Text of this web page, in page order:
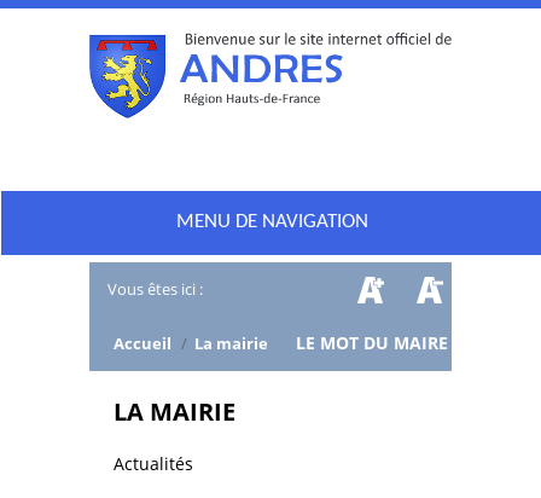
MENU DE NAVIGATION
Vous êtes ici :
Accueil / La mairie LE MOT DU MAIRE
LA MAIRIE
Actualités